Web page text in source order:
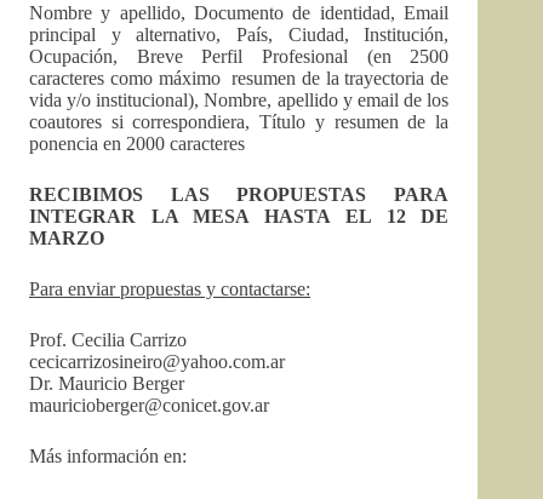
Nombre y apellido, Documento de identidad, Email
principal y alternativo, País, Ciudad, Institución,
Ocupación, Breve Perfil Profesional (en 2500
caracteres como máximo resumen de la trayectoria de
vida y/o institucional), Nombre, apellido y email de los
coautores si correspondiera, Título y resumen de la
ponencia en 2000 caracteres
RECIBIMOS LAS PROPUESTAS PARA
INTEGRAR LA MESA HASTA EL 12 DE
MARZO
Para enviar propuestas y contactarse:
Prof. Cecilia Carrizo
cecicarrizosineiro@yahoo.com.ar
Dr. Mauricio Berger
mauricioberger@conicet.gov.ar
Más información en: